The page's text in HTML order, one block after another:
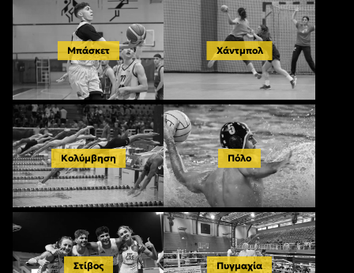
Μπάσκετ Χάντμπολ
Κολύμβηση Πόλο
Στίβος Πυγμαχία